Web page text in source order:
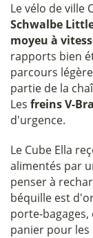
Le vélo de ville
Schwalbe
moyeu à
rapports bien
parcours
partie de la
Les freins V-
d'urgence.
Le Cube Ella
alimentés par
penser à
béquille est
porte-
panier pour les